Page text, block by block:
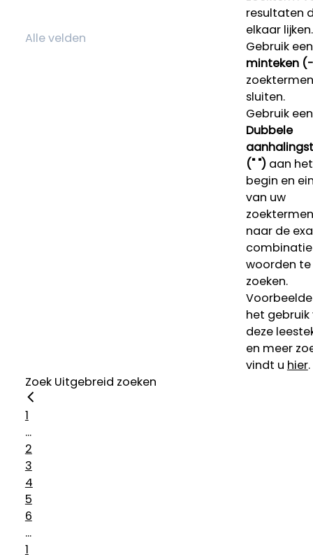
resultaten
elkaar lijken.
Gebruik een
minteken
sluiten.
Gebruik een
Dubbele
(" ")aan het
begin en
van uw
naar de
woorden te
zoeken.
het gebruik
deze
en meer
vindt u hier.
Zoek Uitgebreid zoeken
1
...
2
3
4
5
6
...
1